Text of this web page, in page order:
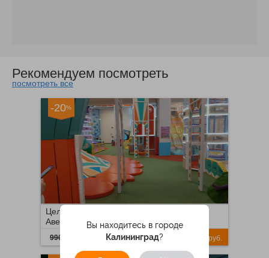
Вы находитесь в городе
Калининград?
944 метрa
г. Москва, Чонгарский
бул., д. 7
Sabai
1 километр 221 метр
г. Москва, мкр-н
Северное Чертаново,
д.4 , к. 407
Cosmozar
1 километр 490 метров
г. Москва, мкр-н
Северное Чертаново, д.
Рекомендуем посмотреть
посмотреть все
-20%
Целый день развлечений в ТРЦ «Пятая
Авеню» в парке развлечений «Замания»
990 руб.